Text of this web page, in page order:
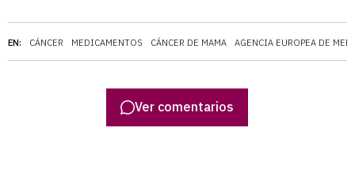
EN: CÁNCER MEDICAMENTOS CÁNCER DE MAMA AGENCIA EUROPEA DE
Ver comentarios